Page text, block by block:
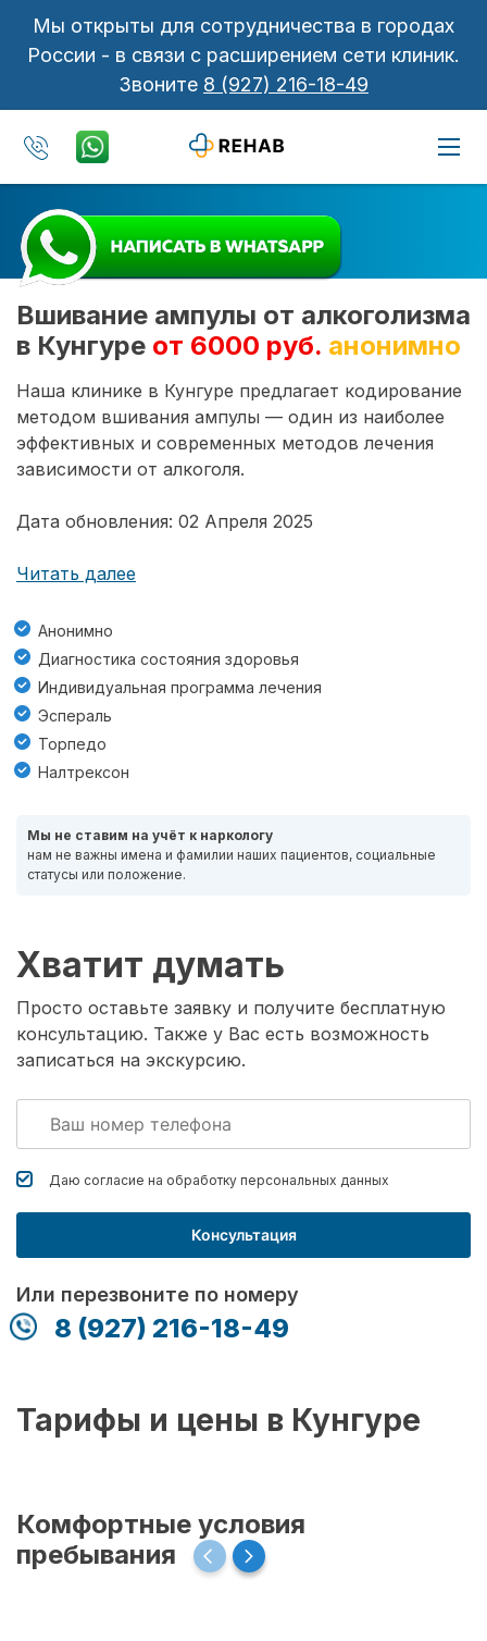
Мы открыты для сотрудничества в городах
России - в связи с расширением сети клиник.
Звоните 8 (927) 216-18-49
Вшивание ампулы от алкоголизма
в Кунгуре от 6000 руб. анонимно
Наша клинике в Кунгуре предлагает кодирование
методом вшивания ампулы — один из наиболее
эффективных и современных методов лечения
зависимости от алкоголя.
Дата обновления: 02 Апреля 2025
Читать далее
Анонимно
Диагностика состояния здоровья
Индивидуальная программа лечения
Эспераль
Торпедо
Налтрексон
Мы не ставим на учёт к наркологу
нам не важны имена и фамилии наших пациентов, социальные
статусы или положение.
Хватит думать
Просто оставьте заявку и получите бесплатную
консультацию. Также у Вас есть возможность
записаться на экскурсию.
Даю согласие на обработку персональных данных
Консультация
Или перезвоните по номеру
8 (927) 216-18-49
Тарифы и цены в Кунгуре
Комфортные условия
пребывания